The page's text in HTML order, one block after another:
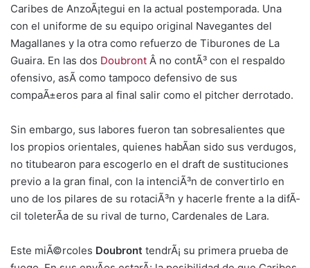
Caribes de AnzoÃ¡tegui en la actual postemporada. Una
con el uniforme de su equipo original Navegantes del
Magallanes y la otra como refuerzo de Tiburones de La
Guaira. En las dos Doubront Â no contÃ³ con el respaldo
ofensivo, asÃ­ como tampoco defensivo de sus
compaÃ±eros para al final salir como el pitcher derrotado.
Sin embargo, sus labores fueron tan sobresalientes que
los propios orientales, quienes habÃ­an sido sus verdugos,
no titubearon para escogerlo en el draft de sustituciones
previo a la gran final, con la intenciÃ³n de convertirlo en
uno de los pilares de su rotaciÃ³n y hacerle frente a la difÃ­
cil toleterÃ­a de su rival de turno, Cardenales de Lara.
Este miÃ©rcoles Doubront tendrÃ¡ su primera prueba de